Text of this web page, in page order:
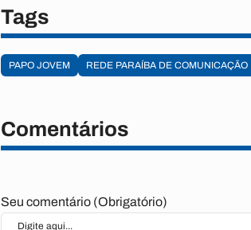
Tags
PAPO JOVEM REDE PARAÍBA DE COMUNICAÇÃO
Comentários
Seu comentário (Obrigatório)